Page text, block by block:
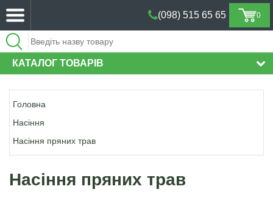
0
(098) 515 65 65
(098) 515 65 65
КАТАЛОГ ТОВАРІВ
Головна
Насіння
Насіння пряних трав
Насіння пряних трав